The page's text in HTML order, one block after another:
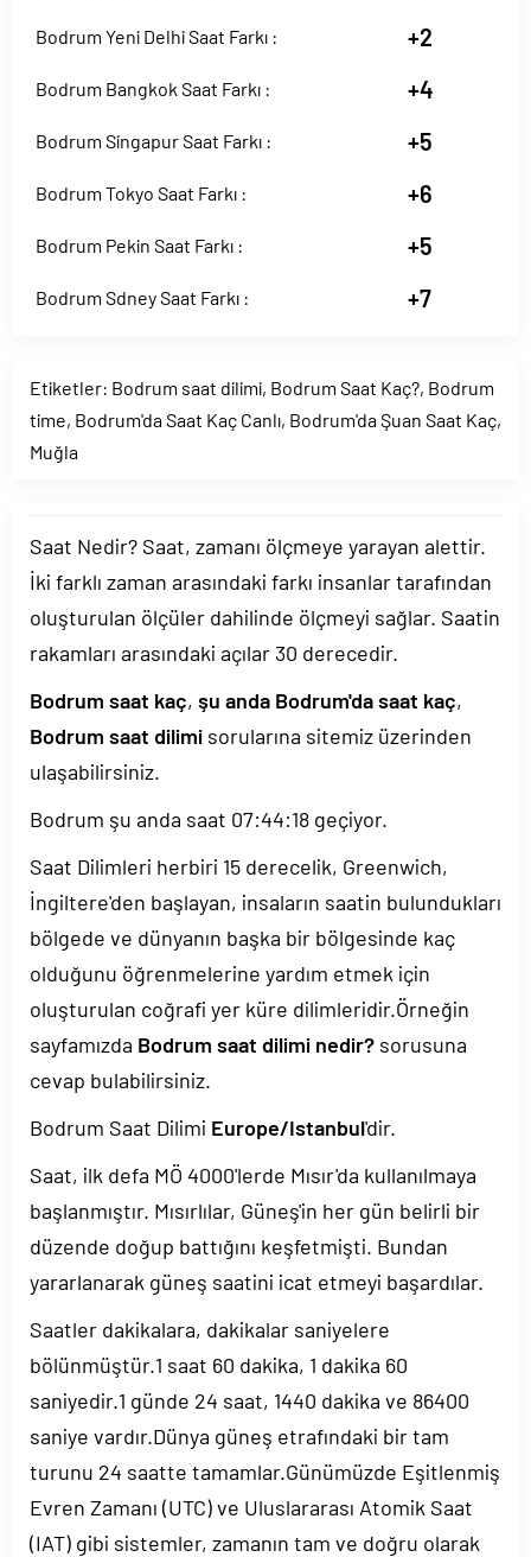
Bodrum Yeni Delhi Saat Farkı : +2
Bodrum Bangkok Saat Farkı : +4
Bodrum Singapur Saat Farkı : +5
Bodrum Tokyo Saat Farkı : +6
Bodrum Pekin Saat Farkı : +5
Bodrum Sdney Saat Farkı : +7
Etiketler: Bodrum saat dilimi, Bodrum Saat Kaç?, Bodrum
time, Bodrum'da Saat Kaç Canlı, Bodrum'da Şuan Saat Kaç,
Muğla
Saat Nedir? Saat, zamanı ölçmeye yarayan alettir.
İki farklı zaman arasındaki farkı insanlar tarafından
oluşturulan ölçüler dahilinde ölçmeyi sağlar. Saatin
rakamları arasındaki açılar 30 derecedir.
Bodrum saat kaç, şu anda Bodrum'da saat kaç,
Bodrum saat dilimi sorularına sitemiz üzerinden
ulaşabilirsiniz.
Bodrum şu anda saat 07:44:19 geçiyor.
Saat Dilimleri herbiri 15 derecelik, Greenwich,
İngiltere'den başlayan, insaların saatin bulundukları
bölgede ve dünyanın başka bir bölgesinde kaç
olduğunu öğrenmelerine yardım etmek için
oluşturulan coğrafi yer küre dilimleridir.Örneğin
sayfamızda Bodrum saat dilimi nedir? sorusuna
cevap bulabilirsiniz.
Bodrum Saat Dilimi Europe/Istanbul'dir.
Saat, ilk defa MÖ 4000'lerde Mısır'da kullanılmaya
başlanmıştır. Mısırlılar, Güneş'in her gün belirli bir
düzende doğup battığını keşfetmişti. Bundan
yararlanarak güneş saatini icat etmeyi başardılar.
Saatler dakikalara, dakikalar saniyelere
bölünmüştür.1 saat 60 dakika, 1 dakika 60
saniyedir.1 günde 24 saat, 1440 dakika ve 86400
saniye vardır.Dünya güneş etrafındaki bir tam
turunu 24 saatte tamamlar.Günümüzde Eşitlenmiş
Evren Zamanı (UTC) ve Uluslararası Atomik Saat
(IAT) gibi sistemler, zamanın tam ve doğru olarak